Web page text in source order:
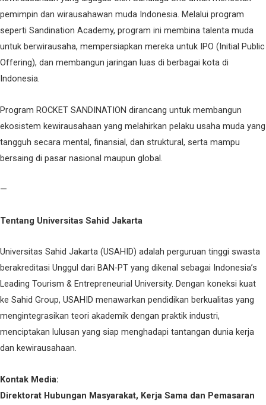
pemimpin dan wirausahawan muda Indonesia. Melalui program
seperti Sandination Academy, program ini membina talenta muda
untuk berwirausaha, mempersiapkan mereka untuk IPO (Initial Public
Offering), dan membangun jaringan luas di berbagai kota di
Indonesia.
Program ROCKET SANDINATION dirancang untuk membangun
ekosistem kewirausahaan yang melahirkan pelaku usaha muda yang
tangguh secara mental, finansial, dan struktural, serta mampu
bersaing di pasar nasional maupun global.
—
Tentang Universitas Sahid Jakarta
Universitas Sahid Jakarta (USAHID) adalah perguruan tinggi swasta
berakreditasi Unggul dari BAN-PT yang dikenal sebagai Indonesia’s
Leading Tourism & Entrepreneurial University. Dengan koneksi kuat
ke Sahid Group, USAHID menawarkan pendidikan berkualitas yang
mengintegrasikan teori akademik dengan praktik industri,
menciptakan lulusan yang siap menghadapi tantangan dunia kerja
dan kewirausahaan.
Kontak Media:
Direktorat Hubungan Masyarakat, Kerja Sama dan Pemasaran